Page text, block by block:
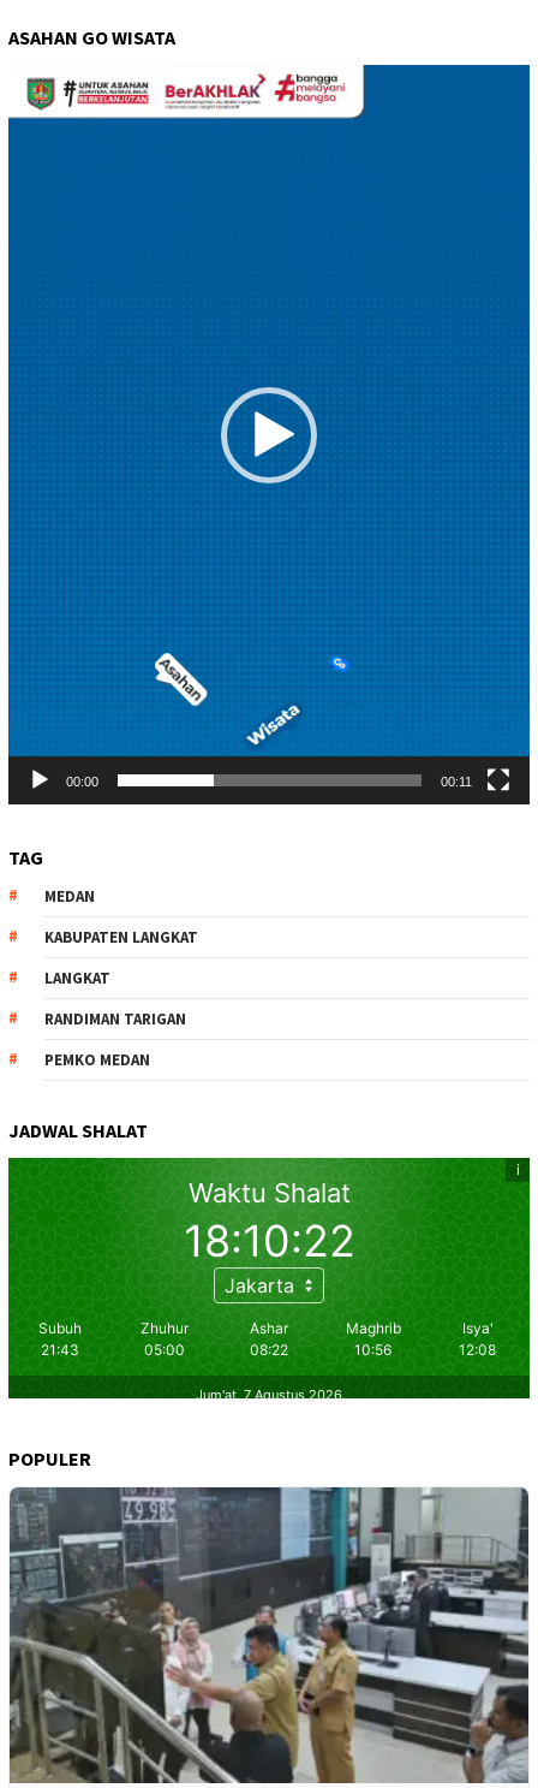
ASAHAN GO WISATA
Pemutar
Video
00:00 00:11
TAG
MEDAN
KABUPATEN LANGKAT
LANGKAT
RANDIMAN TARIGAN
PEMKO MEDAN
JADWAL SHALAT
POPULER